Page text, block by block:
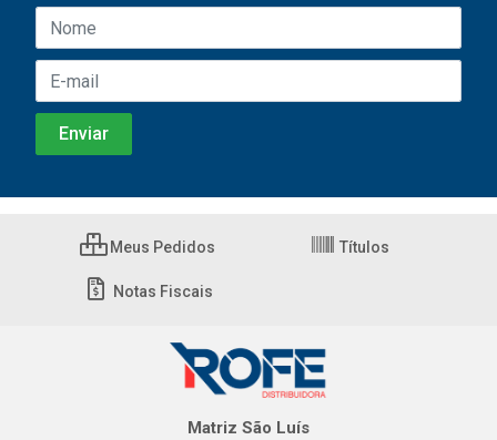
Meus Pedidos Títulos
Notas Fiscais
Matriz São Luís